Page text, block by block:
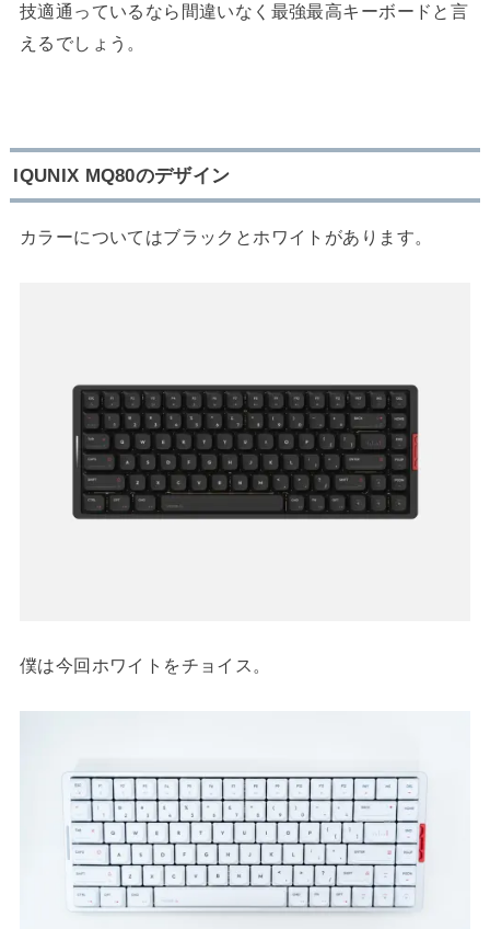
技適通っているなら間違いなく最強最高キーボードと言
えるでしょう。
IQUNIX MQ80のデザイン
カラーについてはブラックとホワイトがあります。
僕は今回ホワイトをチョイス。